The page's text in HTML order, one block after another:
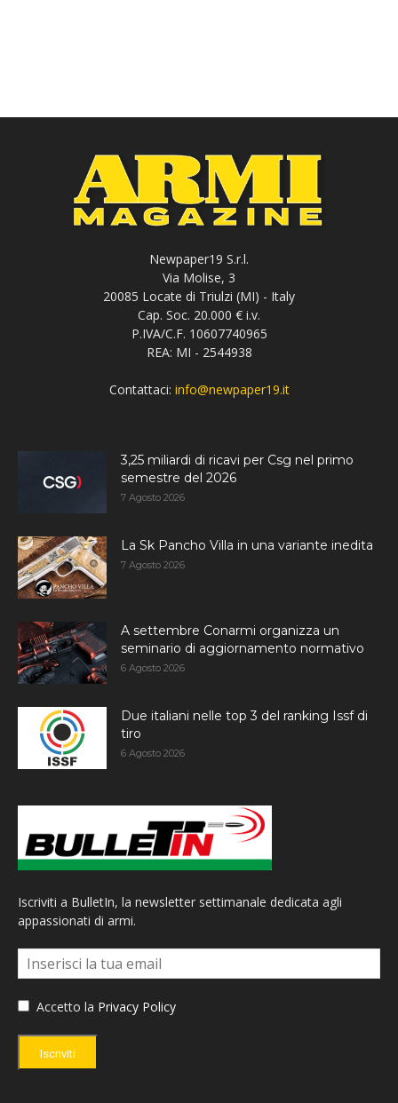
Newpaper19 S.r.l.
Via Molise, 3
20085 Locate di Triulzi (MI) - Italy
Cap. Soc. 20.000 € i.v.
P.IVA/C.F. 10607740965
REA: MI - 2544938
Contattaci: info@newpaper19.it
3,25 miliardi di ricavi per Csg nel primo
semestre del 2026
7 Agosto 2026
La Sk Pancho Villa in una variante inedita
7 Agosto 2026
A settembre Conarmi organizza un
seminario di aggiornamento normativo
6 Agosto 2026
Due italiani nelle top 3 del ranking Issf di
tiro
6 Agosto 2026
Iscriviti a BulletIn, la newsletter settimanale dedicata agli
appassionati di armi.
Accetto la Privacy Policy
Iscriviti